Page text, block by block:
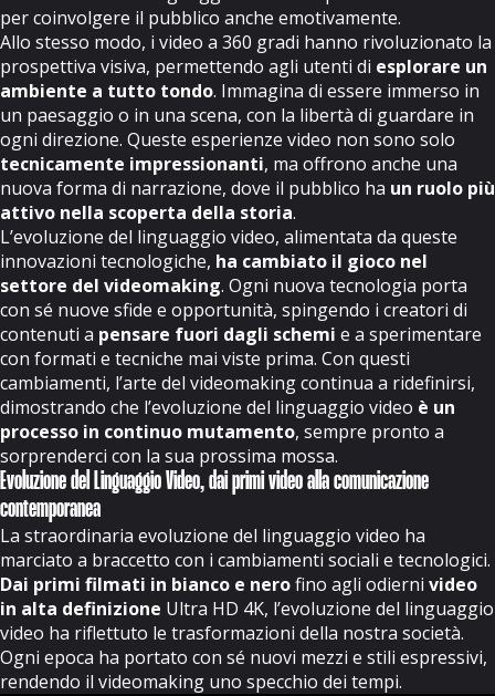
per coinvolgere il pubblico anche emotivamente.
Allo stesso modo, i video a 360 gradi hanno rivoluzionato la
prospettiva visiva, permettendo agli utenti di esplorare un
ambiente a tutto tondo. Immagina di essere immerso in
un paesaggio o in una scena, con la libertà di guardare in
ogni direzione. Queste esperienze video non sono solo
tecnicamente impressionanti, ma offrono anche una
nuova forma di narrazione, dove il pubblico ha un ruolo più
attivo nella scoperta della storia.
L’evoluzione del linguaggio video, alimentata da queste
innovazioni tecnologiche, ha cambiato il gioco nel
settore del videomaking. Ogni nuova tecnologia porta
con sé nuove sfide e opportunità, spingendo i creatori di
contenuti a pensare fuori dagli schemi e a sperimentare
con formati e tecniche mai viste prima. Con questi
cambiamenti, l’arte del videomaking continua a ridefinirsi,
dimostrando che l’evoluzione del linguaggio video è un
processo in continuo mutamento, sempre pronto a
sorprenderci con la sua prossima mossa.
Evoluzione del Linguaggio Video, dai primi video alla comunicazione
contemporanea
La straordinaria evoluzione del linguaggio video ha
marciato a braccetto con i cambiamenti sociali e tecnologici.
Dai primi filmati in bianco e nerofino agli odierni video
in alta definizione Ultra HD 4K, l’evoluzione del linguaggio
video ha riflettuto le trasformazioni della nostra società.
Ogni epoca ha portato con sé nuovi mezzi e stili espressivi,
rendendo il videomaking uno specchio dei tempi.